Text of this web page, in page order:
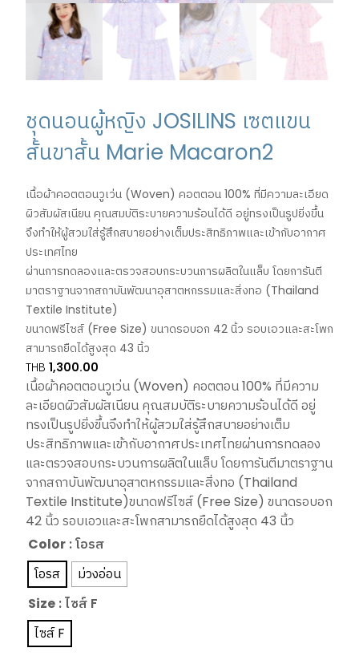
ชุดนอนผู้หญิง JOSILINS เซตแขน
สั้นขาสั้น Marie Macaron2
เนื้อผ้าคอตตอนวูเว่น (Woven) คอตตอน 100% ที่มีความละเอียด
ผิวสัมผัสเนียน คุณสมบัติระบายความร้อนได้ดี อยู่ทรงเป็นรูปยิ่งขึ้น
จึงทำให้ผู้สวมใส่รู้สึกสบายอย่างเต็มประสิทธิภาพและเข้ากับอากาศ
ประเทศไทย
ผ่านการทดลองและตรวจสอบกระบวนการผลิตในแล็บ โดยการันตี
มาตราฐานจากสถาบันพัฒนาอุสาตหกรรมและสิ่งทอ (Thailand
Textile Institute)
ขนาดฟรีไซส์ (Free Size) ขนาดรอบอก 42 นิ้ว รอบเอวและสะโพก
สามารถยืดได้สูงสุด 43 นิ้ว
THB 1,300.00
เนื้อผ้าคอตตอนวูเว่น (Woven) คอตตอน 100% ที่มีความ
ละเอียดผิวสัมผัสเนียน คุณสมบัติระบายความร้อนได้ดี อยู่
ทรงเป็นรูปยิ่งขึ้นจึงทำให้ผู้สวมใส่รู้สึกสบายอย่างเต็ม
ประสิทธิภาพและเข้ากับอากาศประเทศไทยผ่านการทดลอง
และตรวจสอบกระบวนการผลิตในแล็บ โดยการันตีมาตราฐาน
จากสถาบันพัฒนาอุสาตหกรรมและสิ่งทอ (Thailand
Textile Institute)ขนาดฟรีไซส์ (Free Size) ขนาดรอบอก
42 นิ้ว รอบเอวและสะโพกสามารถยืดได้สูงสุด 43 นิ้ว
Color : โอรส
โอรส
ม่วงอ่อน
Size : ไซส์ F
ไซส์ F